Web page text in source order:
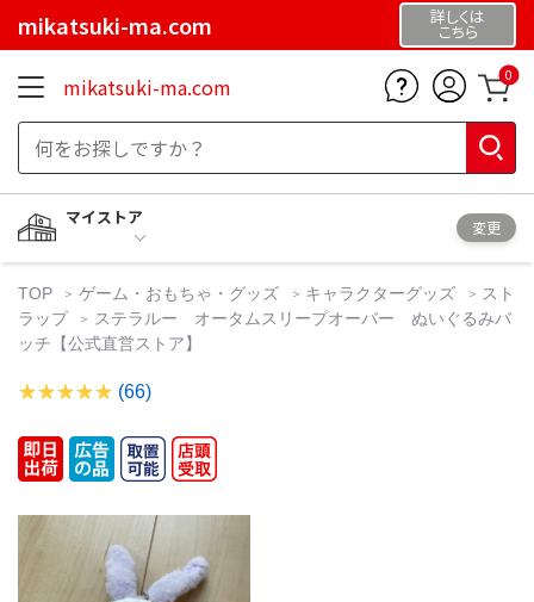
mikatsuki-ma.com 詳しくは
こちら
mikatsuki-ma.com 0
マイストア
変更
TOP ゲーム・おもちゃ・グッズ キャラクターグッズ
スト
ラップ
ステラルー オータムスリープオーバー ぬいぐるみバ
ッチ【公式直営ストア】
(66)